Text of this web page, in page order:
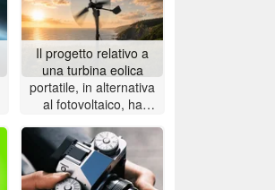
Il progetto relativo a
una turbina eolica
portatile, in alternativa
al fotovoltaico, ha
finanziamento